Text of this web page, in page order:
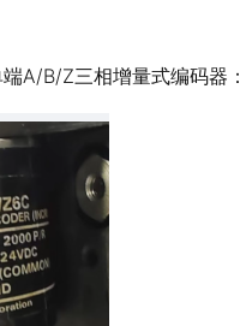
A/B/Z三相增量式编码器：